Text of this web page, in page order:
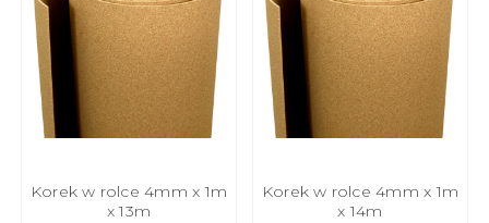
Korek w rolce 4mm x 1m
x 13m
Korek w rolce 4mm x 1m
x 14m